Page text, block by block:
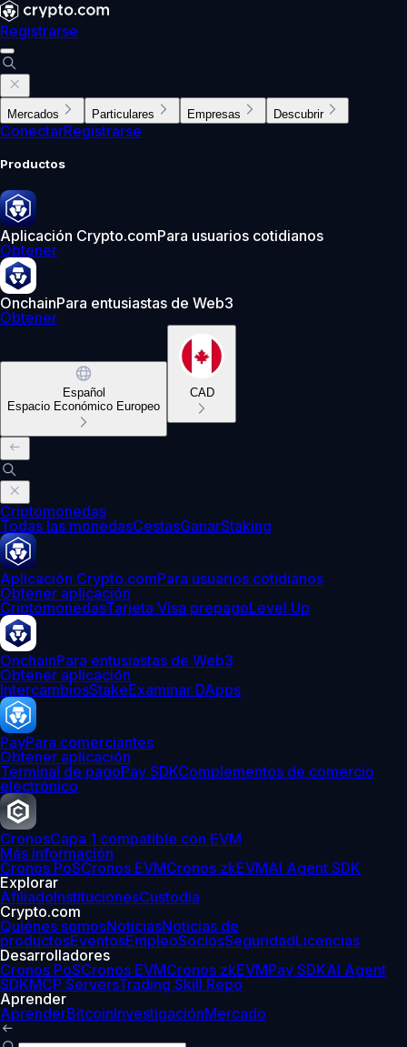
Registrarse
Mercados Particulares Empresas Descubrir
ConectarRegistrarse
Productos
Aplicación Crypto.comPara usuarios cotidianos
Obtener
OnchainPara entusiastas de Web3
Obtener
Español
Espacio Económico Europeo
CAD
Criptomonedas
Todas las monedasCestasGanarStaking
Aplicación Crypto.comPara usuarios cotidianos
Obtener aplicación
CriptomonedasTarjeta Visa prepagoLevel Up
OnchainPara entusiastas de Web3
Obtener aplicación
IntercambiosStakeExaminar DApps
PayPara comerciantes
Obtener aplicación
Terminal de pagoPay SDKComplementos de comercio
electrónico
CronosCapa 1 compatible con EVM
Más información
Cronos PoSCronos EVMCronos zkEVMAI Agent SDK
Explorar
AfiliadoInstitucionesCustodia
Crypto.com
Quiénes somosNoticiasNoticias de
productosEventosEmpleoSociosSeguridadLicencias
Desarrolladores
Cronos PoSCronos EVMCronos zkEVMPay SDKAI Agent
SDKMCP ServersTrading Skill Repo
Aprender
AprenderBitcoinInvestigaciónMercado